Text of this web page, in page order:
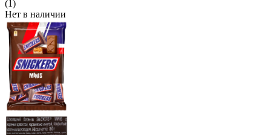
(1)
Нет в наличии